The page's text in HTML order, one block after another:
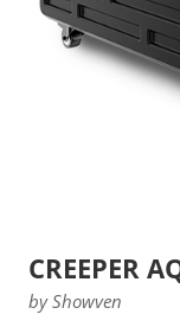
CREEPER
by Showven